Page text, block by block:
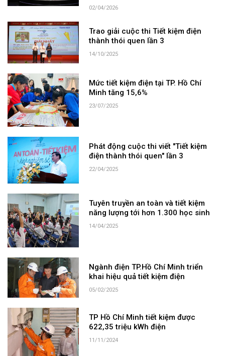
02/04/2026
Trao giải cuộc thi Tiết kiệm điện
thành thói quen lần 3
14/10/2025
Mức tiết kiệm điện tại TP. Hồ Chí
Minh tăng 15,6%
23/07/2025
Phát động cuộc thi viết "Tiết kiệm
điện thành thói quen" lần 3
22/04/2025
Tuyên truyền an toàn và tiết kiệm
năng lượng tới hơn 1.300 học sinh
14/04/2025
Ngành điện TP.Hồ Chí Minh triển
khai hiệu quả tiết kiệm điện
05/02/2025
TP Hồ Chí Minh tiết kiệm được
622,35 triệu kWh điện
11/11/2024